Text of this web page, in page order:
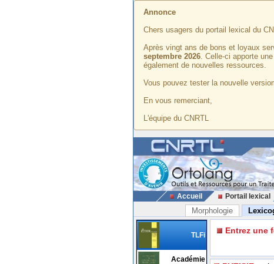
Annonce
Chers usagers du portail lexical du
Après vingt ans de bons et loyaux
septembre 2026. Celle-ci apporte
également de nouvelles ressources.
Vous pouvez tester la nouvelle
En vous remerciant,
L'équipe du CNRTL
Accueil Portail lexical
Morphologie
TLFi
Académie
Entrez une